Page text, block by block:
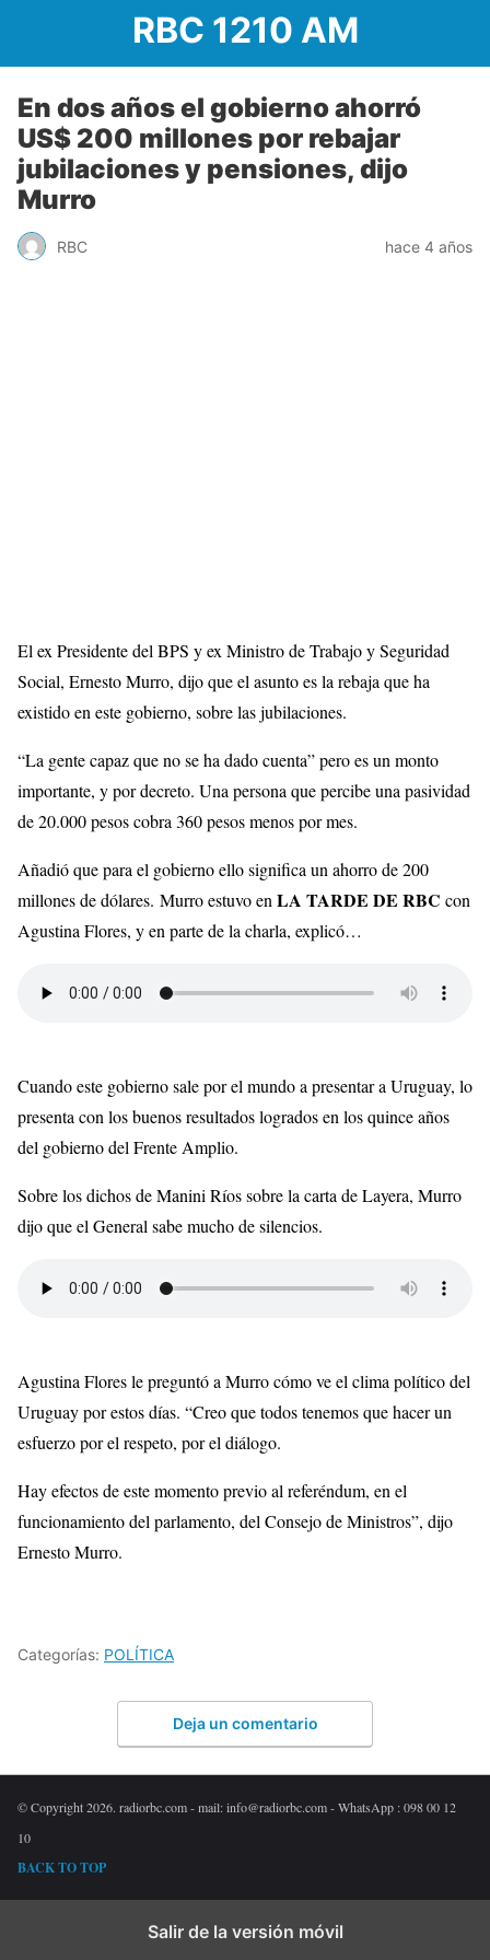
RBC 1210 AM
En dos años el gobierno ahorró
US$ 200 millones por rebajar
jubilaciones y pensiones, dijo
Murro
RBC hace 4 años
Elex Presidentedel BPS yex Ministrode Trabajo y Seguridad
Social, ErnestoMurro, dijo que el asunto es la rebaja que ha
existido en este gobierno, sobre las jubilaciones.
“La gente capaz que no se ha dado cuenta” pero es un monto
importante, y por decreto. Una persona que percibe una pasividad
de 20.000 pesos cobra 360 pesos menos por mes.
Añadió que para el gobierno ello significa un ahorro de 200
millones de dólares. Murroestuvo enLA TARDE DE RBC con
Agustina Flores, y en parte de la charla, explicó…
Cuando este gobierno sale por el mundo a presentar a Uruguay, lo
presenta con los buenos resultados logrados en los quince años
del gobierno del Frente Amplio.
Sobre los dichos deManiniRíos sobre la carta deLayera, Murro
dijo que el General sabe mucho de silencios.
Agustina Flores le preguntó aMurrocómo ve el clima político del
Uruguay por estos días. “Creo que todos tenemos que hacer un
esfuerzo por el respeto, por el diálogo.
Hay efectos de este momento previo al referéndum, en el
funcionamiento del parlamento, del Consejo de Ministros”, dijo
ErnestoMurro.
Categorías: POLÍTICA
Deja un comentario
© Copyright 2026. radiorbc.com - mail: info@radiorbc.com - WhatsApp : 098 00 12
10
BACK TO TOP
Salir de la versión móvil